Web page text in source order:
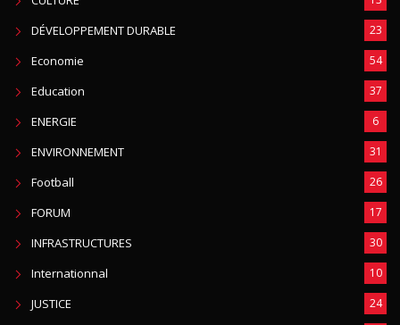
DÉVELOPPEMENT DURABLE 23
Economie 54
Education 37
ENERGIE 6
ENVIRONNEMENT 31
Football 26
FORUM 17
INFRASTRUCTURES 30
Internationnal 10
JUSTICE 24